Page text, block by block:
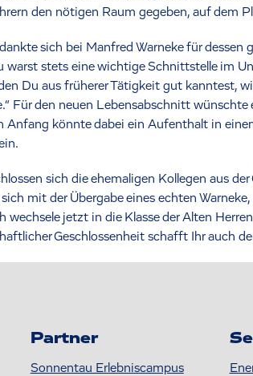
den nötigen Raum gegeben, auf dem
sich bei Manfred Warneke für
stets eine wichtige Schnittstelle im
Du aus früherer Tätigkeit gut kanntest,
Für den neuen Lebensabschnitt wünschte
Anfang könnte dabei ein Aufenthalt in
sich die ehemaligen Kollegen aus
mit der Übergabe eines echten
wechsele jetzt in die Klasse der Alten
Geschlossenheit schafft Ihr auch
Partner
Sonnentau Erlebniscampus